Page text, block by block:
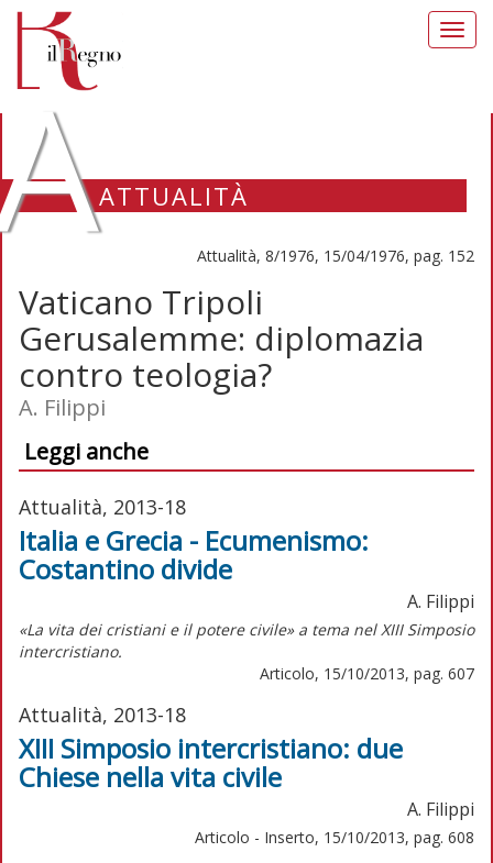
ATTUALITÀ
Attualità, 8/1976, 15/04/1976, pag. 152
Vaticano Tripoli
Gerusalemme: diplomazia
contro teologia?
A. Filippi
Leggi anche
Attualità, 2013-18
Italia e Grecia - Ecumenismo:
Costantino divide
A. Filippi
«La vita dei cristiani e il potere civile» a tema nel XIII Simposio
intercristiano.
Articolo, 15/10/2013, pag. 607
Attualità, 2013-18
XIII Simposio intercristiano: due
Chiese nella vita civile
A. Filippi
Articolo - Inserto, 15/10/2013, pag. 608